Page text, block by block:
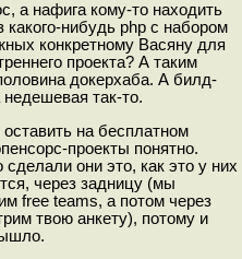
а нафига кому-то находить
какого-нибудь php с набором
конкретному Васяну для
проекта? А таким
докерхаба. А билд-
так-то.
на бесплатном
проекты понятно.
сделали они это, как это у них
через задницу (мы
free teams, а потом через
твою анкету), потому и